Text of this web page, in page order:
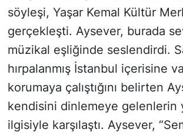
söyleşi, Yaşar Kemal Kültür
gerçekleşti. Aysever, burada
müzikal eşliğinde seslendirdi.
hırpalanmış İstanbul içerisine
korumaya çalıştığını belirten
kendisini dinlemeye gelenlerin
ilgisiyle karşılaştı. Aysever,
VİDEO GALERİ
YAŞAM